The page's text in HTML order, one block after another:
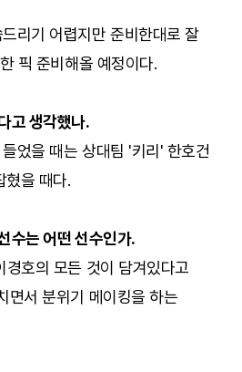
리기 어렵지만 준비한대로 잘
픽 준비해올 예정이다.
고 생각했나.
었을 때는 상대팀 '키리' 한호건
혔을 때다.
수는 어떤 선수인가.
호의 모든 것이 담겨있다고
면서 분위기 메이킹을 하는